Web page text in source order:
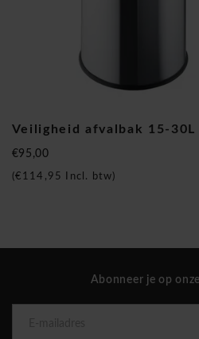
Veiligheid afvalbak 15-30L
€95,00
€114,95 Incl. btw)
Abonneer je op